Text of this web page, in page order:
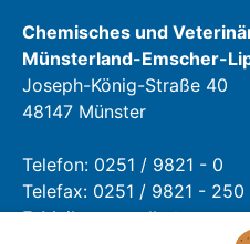
Chemisches und
Münsterland-Emscher-
Joseph-König-Straße 40
48147 Münster
Telefon: 0251 / 9821 - 0
Telefax: 0251 / 9821 - 250
E-Mail:poststelle@cvua-